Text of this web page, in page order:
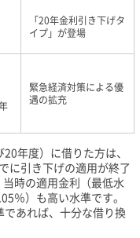
「20年金利引き下げタ
イプ」が登場
緊急経済対策による優
遇の拡充
年度）に借りた方は、
に引き下げの適用が終了
時の適用金利（最低水
％）も高い水準です。
であれば、十分な借り換